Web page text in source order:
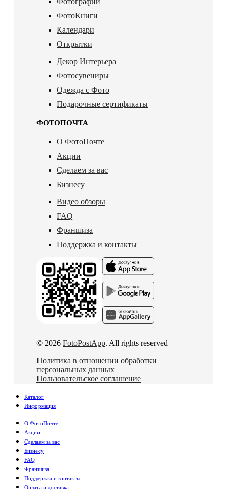
ФотоКниги
Календари
Открытки
Декор Интерьера
Фотосувениры
Одежда с Фото
Подарочные сертификаты
ФОТОПОЧТА
О ФотоПочте
Акции
Сделаем за вас
Бизнесу
Видео обзоры
FAQ
Франшиза
Поддержка и контакты
© 2026 FotoPostApp. All rights reserved
Политика в отношении обработки
персональных данных
Пользовательское соглашение
Каталог
Информация
О ФотоПочте
Акции
Сделаем за вас
Бизнесу
FAQ
Франшиза
Поддержка и контакты
Оплата и доставка